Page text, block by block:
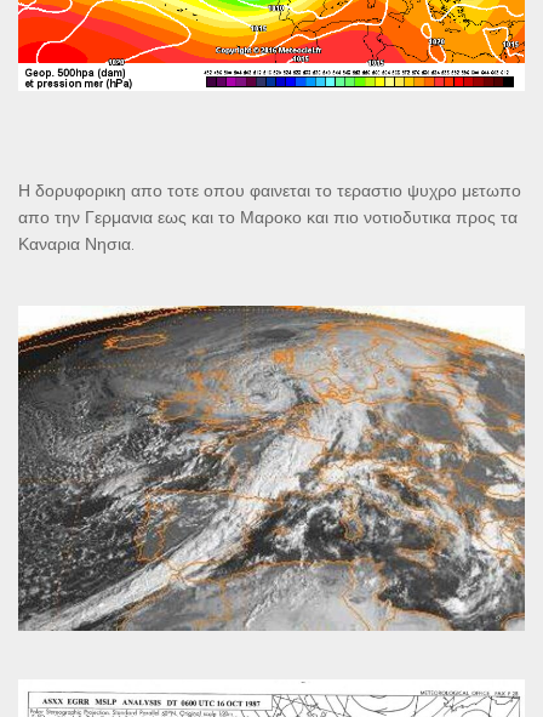
Η δορυφορικη απο τοτε οπου φαινεται το τεραστιο ψυχρο μετωπο
απο την Γερμανια εως και το Μαροκο και πιο νοτιοδυτικα προς τα
Καναρια Νησια.